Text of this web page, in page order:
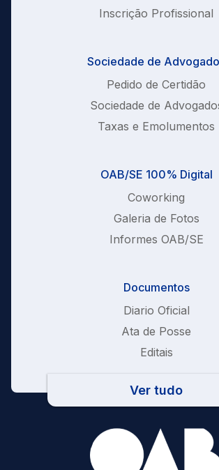
Inscrição Profissional
Sociedade de
Pedido de Certidão
Sociedade de
Taxas e Emolumentos
OAB/SE 100% Digital
Coworking
Galeria de Fotos
Informes OAB/SE
Documentos
Diario Oficial
Ata de Posse
Editais
Ver tudo